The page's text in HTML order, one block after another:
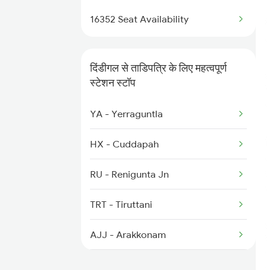
2628 Tpj Express
2631 Ms Ten Express
16352 Seat Availability
दिंडीगल से ताडिपत्रि के लिए महत्वपूर्ण
स्टेशन स्टॉप
YA - Yerraguntla
HX - Cuddapah
RU - Renigunta Jn
TRT - Tiruttani
AJJ - Arakkonam